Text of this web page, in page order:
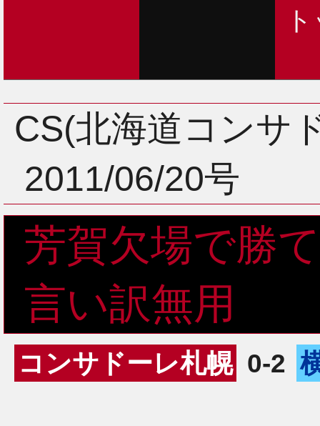
CS(北海道コンサ
2011/06/20号
芳賀欠場で勝
言い訳無用
コンサドーレ札幌 0-2